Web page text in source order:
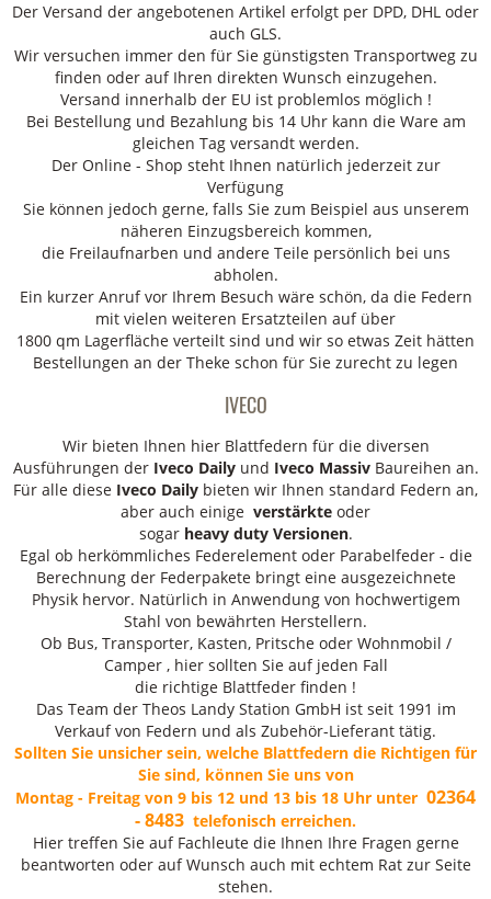
Der Versand der angebotenen Artikel erfolgt per DPD, DHL oder
auch GLS.
Wir versuchen immer den für Sie günstigsten Transportweg zu
finden oder auf Ihren direkten Wunsch einzugehen.
Versand innerhalb der EU ist problemlos möglich !
Bei Bestellung und Bezahlung bis 14 Uhr kann die Ware am
gleichen Tag versandt werden.
Der Online - Shop steht Ihnen natürlich jederzeit zur
Verfügung
Sie können jedoch gerne, falls Sie zum Beispiel aus unserem
näheren Einzugsbereich kommen,
die Freilaufnarben und andere Teile persönlich bei uns
abholen.
Ein kurzer Anruf vor Ihrem Besuch wäre schön, da die Federn
mit vielen weiteren Ersatzteilen auf über
1800 qm Lagerfläche verteilt sind und wir so etwas Zeit hätten
Bestellungen an der Theke schon für Sie zurecht zu legen
IVECO
Wir bieten Ihnen hier Blattfedern für die diversen
Ausführungen der Iveco Daily und Iveco MassivBaureihen an.
Für alle diese Iveco Daily bieten wir Ihnen standard Federn an,
aber auch einige verstärkte oder
sogarheavy duty Versionen.
Egal ob herkömmliches Federelement oder Parabelfeder - die
Berechnung der Federpakete bringt eine ausgezeichnete
Physik hervor. Natürlich in Anwendung von hochwertigem
Stahl von bewährten Herstellern.
Ob Bus, Transporter, Kasten, Pritsche oder Wohnmobil /
Camper , hier sollten Sie auf jeden Fall
die richtige Blattfeder finden !
Das Team der Theos Landy Station GmbH ist seit 1991 im
Verkauf von Federn und als Zubehör-Lieferant tätig.
Sollten Sie unsicher sein, welche Blattfedern die Richtigen für
Sie sind, können Sie uns von
Montag - Freitag von 9 bis 12 und 13 bis 18 Uhr unter 02364
- 8483 telefonisch erreichen.
Hier treffen Sie auf Fachleute die Ihnen Ihre Fragen gerne
beantworten oder auf Wunsch auch mit echtem Rat zur Seite
stehen.